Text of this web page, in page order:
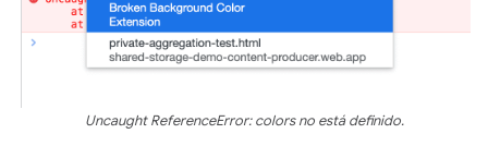
Uncaught ReferenceError: colors no está definido.